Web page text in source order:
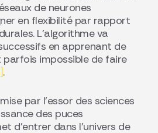
de neurones
en flexibilité par rapport
L’algorithme va
en apprenant de
parfois impossible de faire
.
par l’essor des sciences
des puces
d’entrer dans l’univers de